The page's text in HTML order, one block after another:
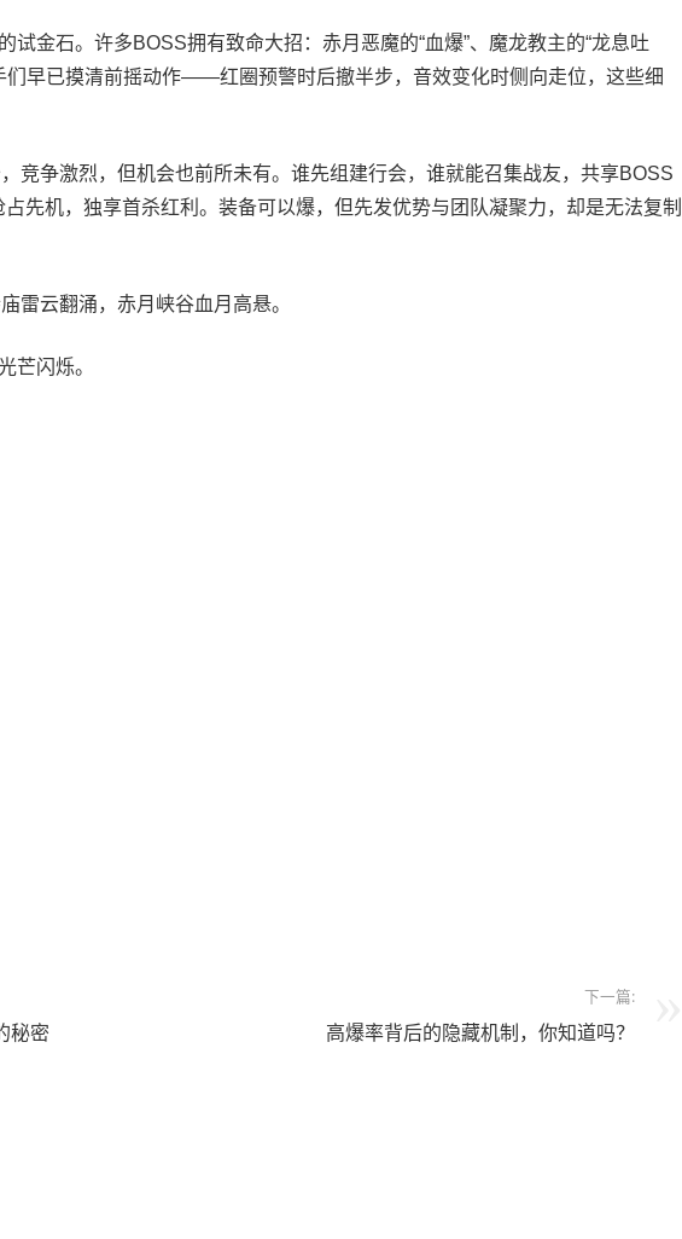
金石。许多BOSS拥有致命大招：赤月恶魔的“血爆”、魔龙教主的“龙息吐
们早已摸清前摇动作——红圈预警时后撤半步，音效变化时侧向走位，这些细
争激烈，但机会也前所未有。谁先组建行会，谁就能召集战友，共享BOSS
先机，独享首杀红利。装备可以爆，但先发优势与团队凝聚力，却是无法复制
云翻涌，赤月峡谷血月高悬。
闪烁。
秘密
下一篇:
高爆率背后的隐藏机制，你知道吗？